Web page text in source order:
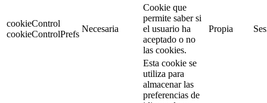
cookieControl
cookieControlPrefs
Necesaria
Cookie que
permite saber si
el usuario ha
aceptado o no
las cookies.
Propia
Esta cookie se
utiliza para
almacenar las
preferencias de